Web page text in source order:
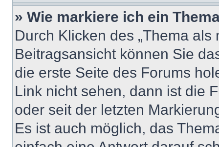
» Wie markiere ich ein
Durch Klicken des „Thema
Beitragsansicht können Sie
die erste Seite des Forums
Link nicht sehen, dann ist die
oder seit der letzten
Es ist auch möglich, das